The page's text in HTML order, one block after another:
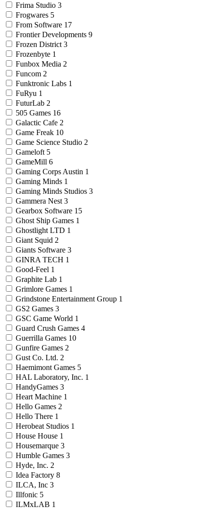
Frima Studio 3
Frogwares 5
From Software 17
Frontier Developments 9
Frozen District 3
Frozenbyte 1
Funbox Media 2
Funcom 2
Funktronic Labs 1
FuRyu 1
FuturLab 2
505 Games 16
Galactic Cafe 2
Game Freak 10
Game Science Studio 2
Gameloft 5
GameMill 6
Gaming Corps Austin 1
Gaming Minds 1
Gaming Minds Studios 3
Gammera Nest 3
Gearbox Software 15
Ghost Ship Games 1
Ghostlight LTD 1
Giant Squid 2
Giants Software 3
GINRA TECH 1
Good-Feel 1
Graphite Lab 1
Grimlore Games 1
Grindstone Entertainment Group 1
GS2 Games 3
GSC Game World 1
Guard Crush Games 4
Guerrilla Games 10
Gunfire Games 2
Gust Co. Ltd. 2
Haemimont Games 5
HAL Laboratory, Inc. 1
HandyGames 3
Heart Machine 1
Hello Games 2
Hello There 1
Herobeat Studios 1
House House 1
Housemarque 3
Humble Games 3
Hyde, Inc. 2
Idea Factory 8
ILCA, Inc 3
Illfonic 5
ILMxLAB 1